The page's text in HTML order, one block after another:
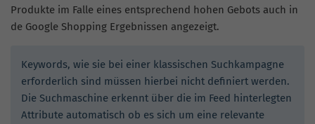
Produkte im Falle eines entsprechend hohen Gebots auch in
de Google Shopping Ergebnissen angezeigt.
Keywords, wie sie bei einer klassischen Suchkampagne
erforderlich sind müssen hierbei nicht definiert werden.
Die Suchmaschine erkennt über die im Feed hinterlegten
Attribute automatisch ob es sich um eine relevante